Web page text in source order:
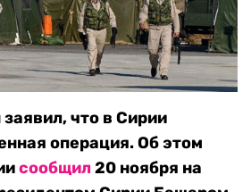
что в Сирии
операция. Об этом
сообщил20 ноября на